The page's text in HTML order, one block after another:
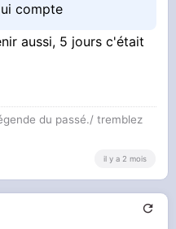
compte
aussi, 5 jours c'était
du passé./ tremblez
il y a 2 mois